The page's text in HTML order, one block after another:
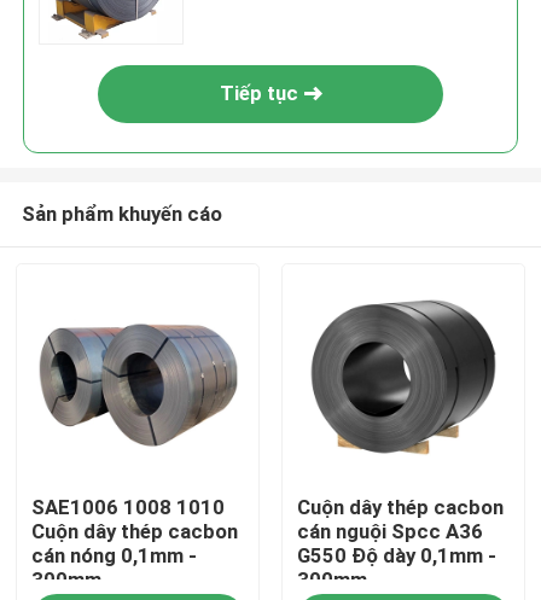
Nhà
Tiếp tục
Sản phẩm khuyến cáo
SAE1006 1008 1010
Cuộn dây thép cacbon
cán nóng 0,1mm -
300mm
Cuộn dây thép cacbon
cán nguội Spcc A36
G550 Độ dày 0,1mm -
300mm